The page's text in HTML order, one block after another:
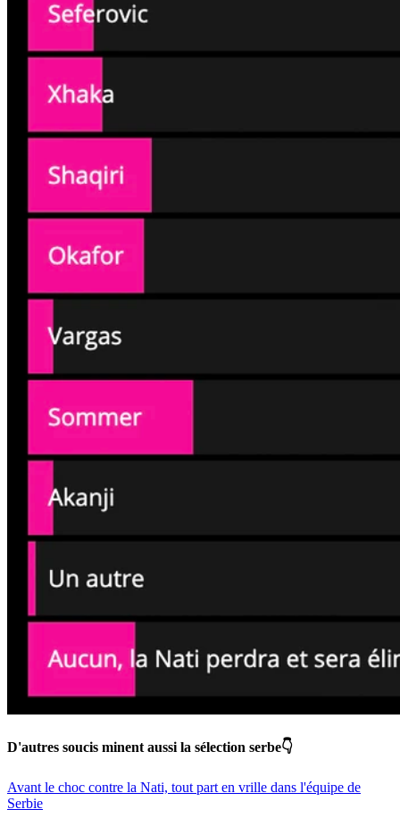
D'autres soucis minent aussi la sélection serbe👇
Avant le choc contre la Nati, tout part en vrille dans l'équipe de
Serbie